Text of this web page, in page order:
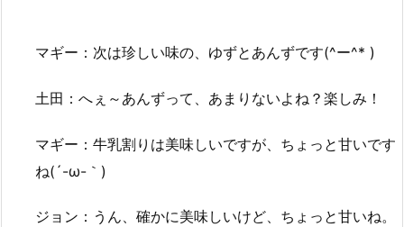
マギー：次は珍しい味の、ゆずとあんずです(^ー^* )
土田：へぇ～あんずって、あまりないよね？楽しみ！
マギー：牛乳割りは美味しいですが、ちょっと甘いです
ね(´-ω-｀)
ジョン：うん、確かに美味しいけど、ちょっと甘いね。